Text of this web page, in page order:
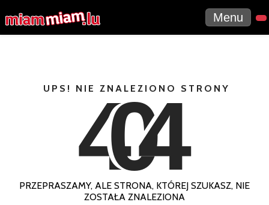
Menu
UPS! NIE ZNALEZIONO STRONY
404
PRZEPRASZAMY, ALE STRONA, KTÓREJ SZUKASZ, NIE
ZOSTAŁA ZNALEZIONA